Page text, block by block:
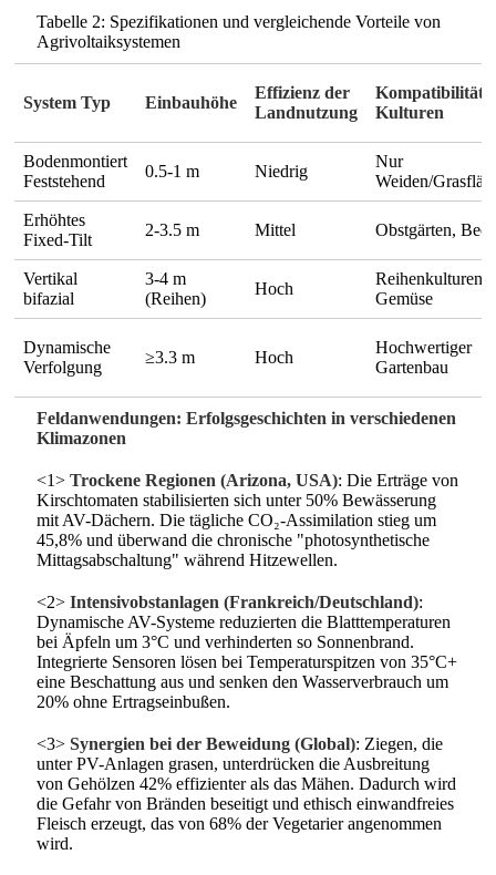
Tabelle 2: Spezifikationen und vergleichende Vorteile von
Agrivoltaiksystemen
System Typ Einbauhöhe
Effizienz der
Landnutzung
Kompatibilität
Kulturen
Bodenmontiert
Feststehend
0.5-1 m Niedrig
Nur
Weiden/
Erhöhtes
Fixed-Tilt
2-3.5 m Mittel Obstgärten,
Vertikal
bifazial
3-4 m
(Reihen)
Hoch
Reihenkulturen,
Gemüse
Dynamische
Verfolgung
≥3.3 m Hoch
Hochwertiger
Gartenbau
Feldanwendungen: Erfolgsgeschichten in verschiedenen
Klimazonen
<1>Trockene Regionen (Arizona, USA): Die Erträge von
Kirschtomaten stabilisierten sich unter 50% Bewässerung
mit AV-Dächern. Die tägliche CO₂-Assimilation stieg um
45,8% und überwand die chronische "photosynthetische
Mittagsabschaltung" während Hitzewellen.
<2>Intensivobstanlagen (Frankreich/Deutschland):
Dynamische AV-Systeme reduzierten die Blatttemperaturen
bei Äpfeln um 3°C und verhinderten so Sonnenbrand.
Integrierte Sensoren lösen bei Temperaturspitzen von 35°C+
eine Beschattung aus und senken den Wasserverbrauch um
20% ohne Ertragseinbußen.
<3>Synergien bei der Beweidung (Global): Ziegen, die
unter PV-Anlagen grasen, unterdrücken die Ausbreitung
von Gehölzen 42% effizienter als das Mähen. Dadurch wird
die Gefahr von Bränden beseitigt und ethisch einwandfreies
Fleisch erzeugt, das von 68% der Vegetarier angenommen
wird.